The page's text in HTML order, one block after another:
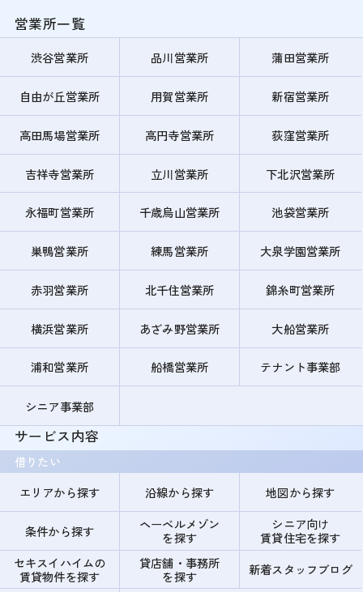
営業所一覧
渋谷営業所 品川営業所 蒲田営業所
自由が丘営業所 用賀営業所 新宿営業所
高田馬場営業所 高円寺営業所 荻窪営業所
吉祥寺営業所 立川営業所 下北沢営業所
永福町営業所 千歳烏山営業所 池袋営業所
巣鴨営業所 練馬営業所 大泉学園営業所
赤羽営業所 北千住営業所 錦糸町営業所
横浜営業所 あざみ野営業所 大船営業所
浦和営業所 船橋営業所 テナント事業部
シニア事業部
サービス内容
借りたい
エリアから探す
沿線から探す 地図から探す
条件から探す
ヘーベルメゾン
を探す
シニア向け
賃貸住宅を探す
セキスイハイムの
賃貸物件を探す
貸店舗・事務所
を探す
新着スタッフブログ